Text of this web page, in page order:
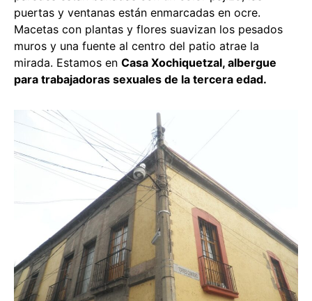
puertas y ventanas están enmarcadas en ocre.
Macetas con plantas y flores suavizan los pesados
muros y una fuente al centro del patio atrae la
mirada. Estamos en Casa Xochiquetzal, albergue
para trabajadoras sexuales de la tercera edad.